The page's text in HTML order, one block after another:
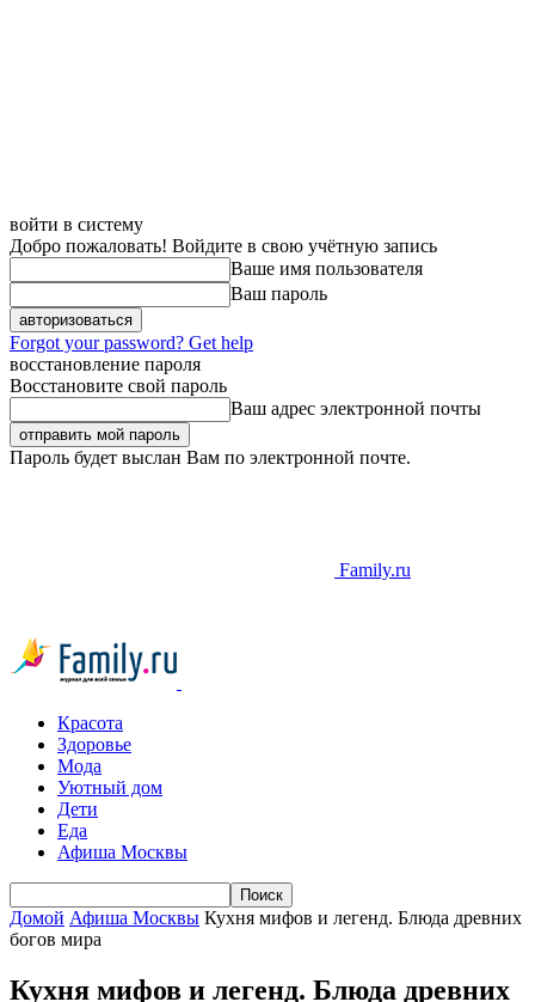
войти в систему
Добро пожаловать! Войдите в свою учётную запись
Ваше имя пользователя
Ваш пароль
Forgot your password? Get help
восстановление пароля
Восстановите свой пароль
Ваш адрес электронной почты
Пароль будет выслан Вам по электронной почте.
Family.ru
Красота
Здоровье
Мода
Уютный дом
Дети
Еда
Афиша Москвы
Домой Афиша Москвы Кухня мифов и легенд. Блюда древних
богов мира
Кухня мифов и легенд. Блюда древних